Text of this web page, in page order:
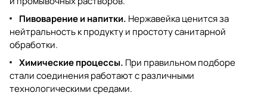
Пивоварение и напитки. Нержавейка ценится за
нейтральность к продукту и простоту санитарной
обработки.
Химические процессы. При правильном подборе
стали соединения работают с различными
технологическими средами.